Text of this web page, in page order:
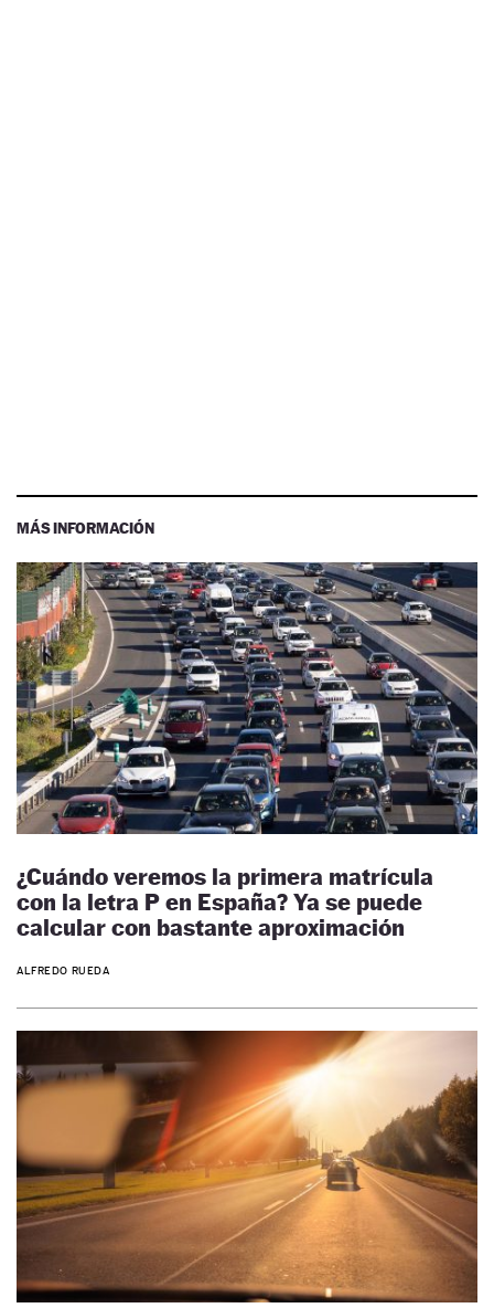
MÁS INFORMACIÓN
¿Cuándo veremos la primera matrícula
con la letra P en España? Ya se puede
calcular con bastante aproximación
ALFREDO RUEDA